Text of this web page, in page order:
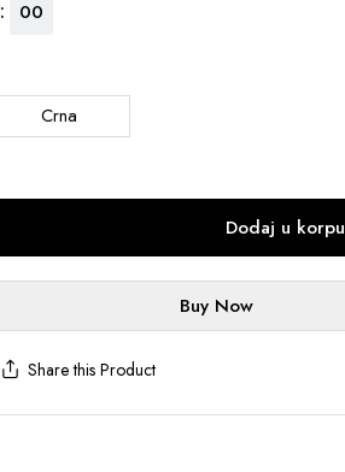
: 00
Crna
Dodaj u korpu
Buy Now
Share this Product